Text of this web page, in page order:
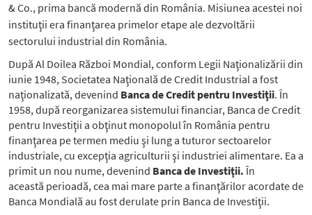
& Co., prima bancă modernă din România. Misiunea acestei noi
instituţii era finanţarea primelor etape ale dezvoltării
sectorului industrial din România.
După Al Doilea Război Mondial, conform Legii Naţionalizării din
iunie 1948, Societatea Naţională de Credit Industrial a fost
naţionalizată, devenind Banca de Credit pentru Investiţii. În
1958, după reorganizarea sistemului financiar, Banca de Credit
pentru Investiţii a obţinut monopolul în România pentru
finanţarea pe termen mediu şi lung a tuturor sectoarelor
industriale, cu excepţia agriculturii şi industriei alimentare. Ea a
primit un nou nume, devenind Banca de Investiţii. În
această perioadă, cea mai mare parte a finanţărilor acordate de
Banca Mondială au fost derulate prin Banca de Investiţii.